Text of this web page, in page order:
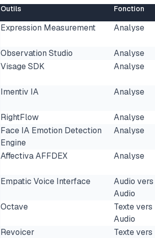
Outils Fonction
Expression Measurement Analyse
Observation Studio Analyse
Visage SDK Analyse
Imentiv IA Analyse
RightFlow Analyse
Face IA Emotion Detection
Engine
Analyse
Affectiva AFFDEX Analyse
Empatic Voice Interface
Audio vers
Audio
Octave
Texte vers
Audio
Revoicer
Texte vers